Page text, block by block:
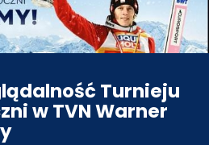
Turnieju
w TVN Warner